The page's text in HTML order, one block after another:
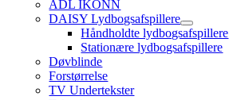
ADL IKONN
DAISY Lydbogsafspillere
Håndholdte lydbogsafspillere
Stationære lydbogsafspillere
Døvblinde
Forstørrelse
TV Undertekster